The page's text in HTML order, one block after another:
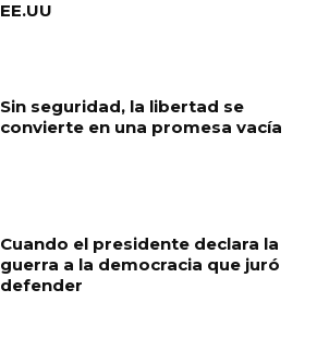
EE.UU
Sin seguridad, la libertad se
convierte en una promesa vacía
Cuando el presidente declara la
guerra a la democracia que juró
defender